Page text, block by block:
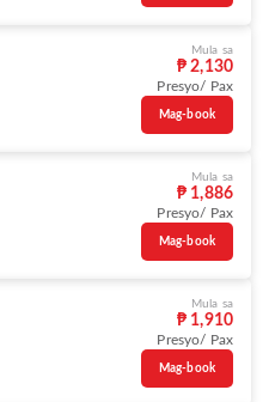
Mula sa
₱ 2,130
Presyo/ Pax
Mag-book
Mula sa
₱ 1,886
Presyo/ Pax
Mag-book
Mula sa
₱ 1,910
Presyo/ Pax
Mag-book